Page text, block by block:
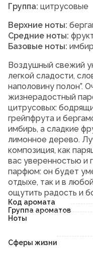
Группа: цитрусовые
Верхние ноты:
Средние ноты:
Базовые ноты:
Воздушный свежий
легкой сладости,
наполовину полон”.
жизнерадостный
цитрусовых:
грейпфрута и
имбирь, а сладкие
лимонное дерево.
композиция, как
вас уверенностью и
парфюм: он будет
отдыхе, так и в
ощутить радость и
Код аромата
Группа ароматов
Ноты
Сферы жизни